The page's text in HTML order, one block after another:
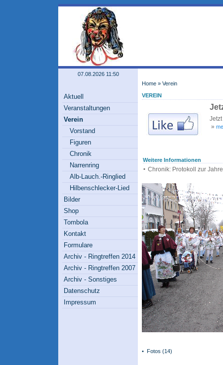
07.08.2026 11:50
Aktuell
Veranstaltungen
Verein
Vorstand
Figuren
Chronik
Narrenring
Alb-Lauch.-Ringlied
Hilbenschlecker-Lied
Bilder
Shop
Tombola
Kontakt
Formulare
Archiv - Ringtreffen 2014
Archiv - Ringtreffen 2007
Archiv - Sonstiges
Datenschutz
Impressum
Home » Verein
VEREIN
»
Weitere Informationen
• Chronik: Protokoll zur
• Fotos (14)